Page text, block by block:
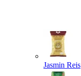
Jasmin Reis